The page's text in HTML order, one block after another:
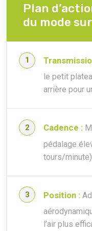
Plan
du mode
le petit
arrière pour
Cadence :
pédalage
tours/
Position :
l’air plus